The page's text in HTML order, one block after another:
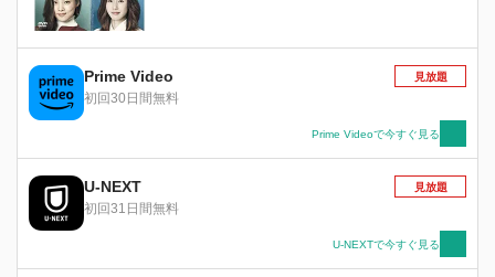
Prime Video
初回30日間無料
見放題
Prime Videoで今すぐ見る
U-NEXT
初回31日間無料
見放題
U-NEXTで今すぐ見る